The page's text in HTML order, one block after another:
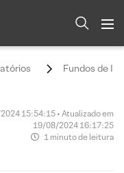
Fundos de
15:54:15 • Atualizado em
19/08/2024 16:17:25
1 minuto de leitura